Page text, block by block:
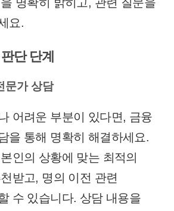
요.
단 단계
문가 상담
어려운 부분이 있다면, 금융
을 통해 명확히 해결하세요.
인의 상황에 맞는 최적의
받고, 명의 이전 관련
수 있습니다. 상담 내용을